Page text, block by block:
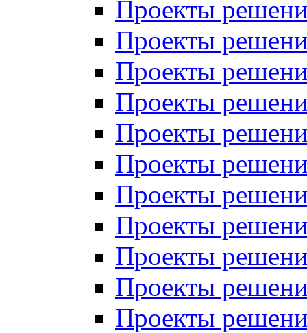
Проекты
Проекты
Проекты
Проекты
Проекты
Проекты
Проекты
Проекты
Проекты
Проекты
Проекты